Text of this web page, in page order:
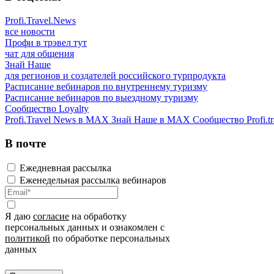
Profi.Travel.News
все новости
Профи в трэвел тут
чат для общения
Знай Наше
для регионов и создателей российского турпродукта
Расписание вебинаров по внутреннему туризму
Расписание вебинаров по выездному туризму
Сообщество Loyalty
Profi.Travel News в MAX Знай Наше в MAX Сообщество
В почте
Ежедневная рассылка
Еженедельная рассылка вебинаров
Я даю согласие на обработку
персональных данных и ознакомлен с
политикой по обработке персональных
данных